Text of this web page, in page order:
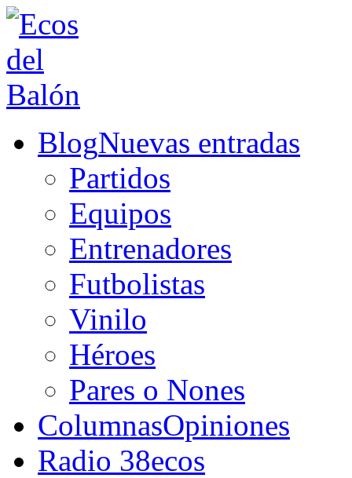
BlogNuevas entradas
Partidos
Equipos
Entrenadores
Futbolistas
Vinilo
Héroes
Pares o Nones
ColumnasOpiniones
Radio 38ecos